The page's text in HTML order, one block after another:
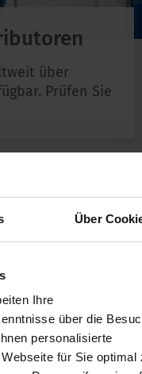
Über
Ihre
über die
personalisierte
für Sie optimal
über
Prüfen Sie